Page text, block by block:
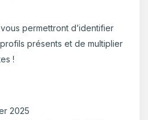
permettront d’identifier
présents et de multiplier
!
2025